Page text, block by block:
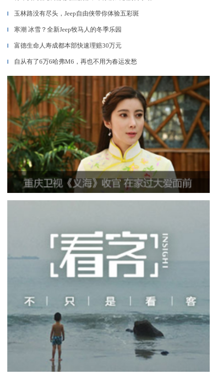
▎ 玉林路没有尽头，Jeep自由侠带你体验五彩斑
▎ 寒潮 冰雪？全新Jeep牧马人的冬季乐园
▎ 富德生命人寿成都本部快速理赔30万元
▎ 自从有了6万6哈弗M6，再也不用为春运发愁